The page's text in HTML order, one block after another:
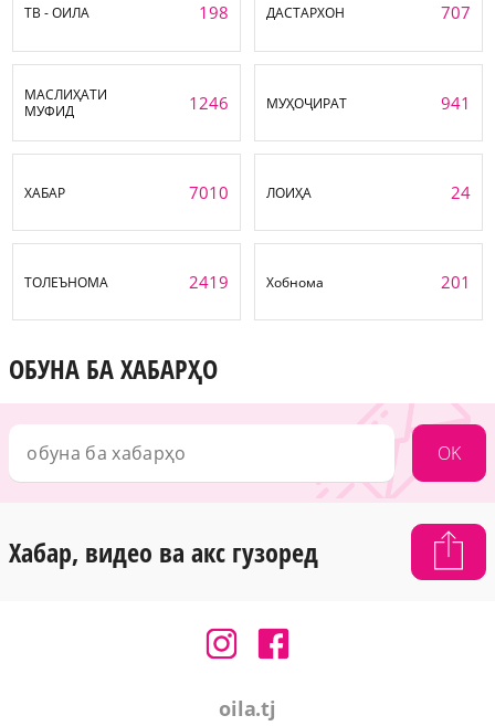
ТВ - ОИЛА 198 ДАСТАРХОН 707
МАСЛИҲАТИ
МУФИД
1246 МУҲОҶИРАТ 941
ХАБАР 7010 ЛОИҲА 24
ТОЛЕЪНОМА 2419 Хобнома 201
ОБУНА БА ХАБАРҲО
OK
Хабар, видео ва акс гузоред
oila.tj